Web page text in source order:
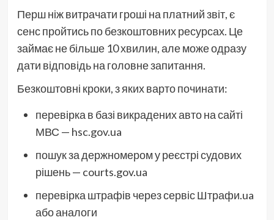
Перш ніж витрачати гроші на платний звіт, є
сенс пройтись по безкоштовних ресурсах. Це
займає не більше 10 хвилин, але може одразу
дати відповідь на головне запитання.
Безкоштовні кроки, з яких варто починати:
перевірка в базі викрадених авто на сайті
МВС — hsc.gov.ua
пошук за держномером у реєстрі судових
рішень — courts.gov.ua
перевірка штрафів через сервіс Штрафи.ua
або аналоги